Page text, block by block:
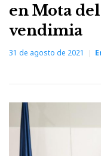
en Mota
vendimia
31 de agosto de 2021